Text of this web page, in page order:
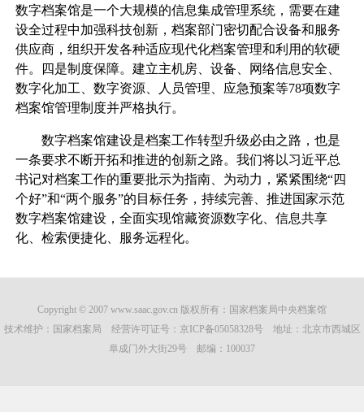
数字档案馆是一个大规模的信息集成管理系统，需要在建
设全过程中加强科技创新，档案部门密切配合设备和服务
供应商，组织开发各种适应现代化档案管理和利用的软硬
件。四是制度保障。建立主机房、设备、网络信息安全、
数字化加工、数字资源、人员管理、应急预案等78项数字
档案馆管理制度并严格执行。
数字档案馆建设是档案工作转型升级必由之路，也是
一条要求不断开拓和推进的创新之路。我们将以习近平总
书记对档案工作的重要批示为指南、为动力，紧紧围绕“四
个好”和“两个服务”的目标任务，持续完善、推进国家示范
数字档案馆建设，全面实现馆藏资源数字化、信息共享
化、检索便捷化、服务远程化。
Copyright © 2007 www.saac.gov.cn 版权所有：国家档案局中央档案馆
技术维护：国家档案局 经营许可证号： 京ICP备05058328号地址：北京市西城区
阜成门外大街29号 邮编：100037